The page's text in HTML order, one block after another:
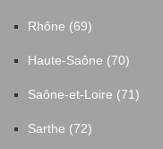
Rhône (69)
Haute-Saône (70)
Saône-et-Loire (71)
Sarthe (72)